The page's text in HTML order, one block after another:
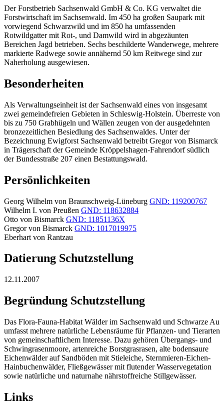
Der Forstbetrieb Sachsenwald GmbH & Co. KG verwaltet die
Forstwirtschaft im Sachsenwald. Im 450 ha großen Saupark mit
vorwiegend Schwarzwild und im 850 ha umfassenden
Rotwildgatter mit Rot-, und Damwild wird in abgezäunten
Bereichen Jagd betrieben. Sechs beschilderte Wanderwege, mehrere
markierte Radwege sowie annähernd 50 km Reitwege sind zur
Naherholung ausgewiesen.
Besonderheiten
Als Verwaltungseinheit ist der Sachsenwald eines von insgesamt
zwei gemeindefreien Gebieten in Schleswig-Holstein. Überreste von
bis zu 750 Grabhügeln und Wällen zeugen von der ausgedehnten
bronzezeitlichen Besiedlung des Sachsenwaldes. Unter der
Bezeichnung Ewigforst Sachsenwald betreibt Gregor von Bismarck
in Trägerschaft der Gemeinde Kröppelshagen-Fahrendorf südlich
der Bundesstraße 207 einen Bestattungswald.
Persönlichkeiten
Georg Wilhelm von Braunschweig-Lüneburg GND: 119200767
Wilhelm I. von Preußen GND: 118632884
Otto von Bismarck GND: 11851136X
Gregor von Bismarck GND: 1017019975
Eberhart von Rantzau
Datierung Schutzstellung
12.11.2007
Begründung Schutzstellung
Das Flora-Fauna-Habitat Wälder im Sachsenwald und Schwarze Au
umfasst mehrere natürliche Lebensräume für Pflanzen- und Tierarten
von gemeinschaftlichem Interesse. Dazu gehören Übergangs- und
Schwingrasenmoore, artenreiche Borstgrasrasen, alte bodensaure
Eichenwälder auf Sandböden mit Stieleiche, Sternmieren-Eichen-
Hainbuchenwälder, Fließgewässer mit flutender Wasservegetation
sowie natürliche und naturnahe nährstoffreiche Stillgewässer.
Links